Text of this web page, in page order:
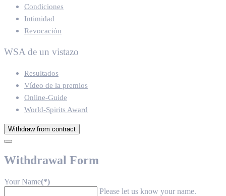
Condiciones
Intimidad
Revocación
WSA de un vistazo
Resultados
Vídeo de la premios
Online-Guide
World-Spirits Award
Withdraw from contract
Withdrawal Form
Your Name(*)
Please let us know your name.